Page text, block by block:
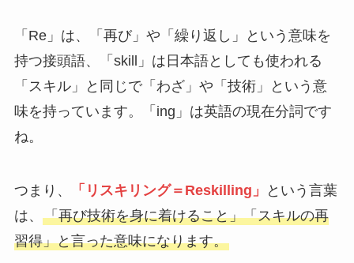
「Re」は、「再び」や「繰り返し」という意味を
持つ接頭語、「skill」は日本語としても使われる
「スキル」と同じで「わざ」や「技術」という意
味を持っています。「ing」は英語の現在分詞です
ね。
つまり、 「リスキリング＝Reskilling」
という言葉
は、 「再び技術を身に着けること」「スキルの再
習得」と言った意味になります。